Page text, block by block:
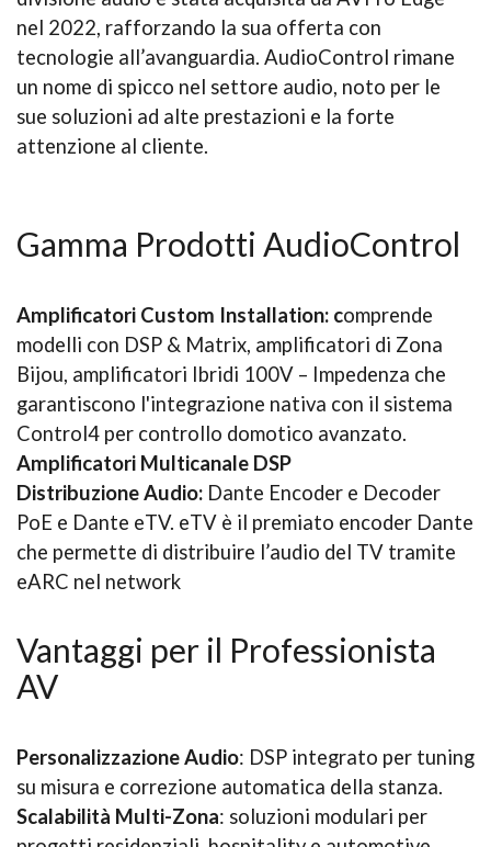
nel 2022, rafforzando la sua offerta con
tecnologie all’avanguardia. AudioControl rimane
un nome di spicco nel settore audio, noto per le
sue soluzioni ad alte prestazioni e la forte
attenzione al cliente.
Gamma Prodotti AudioControl
Amplificatori Custom Installation: comprende
modelli con DSP & Matrix, amplificatori di Zona
Bijou, amplificatori Ibridi 100V – Impedenza che
garantiscono l'integrazione nativa con il sistema
Control4 per controllo domotico avanzato.
Amplificatori Multicanale DSP
Distribuzione Audio: Dante Encoder e Decoder
PoE e Dante eTV. eTV è il premiato encoder Dante
che permette di distribuire l’audio del TV tramite
eARC nel network
Vantaggi per il Professionista
AV
Personalizzazione Audio: DSP integrato per tuning
su misura e correzione automatica della stanza.
Scalabilità Multi-Zona: soluzioni modulari per